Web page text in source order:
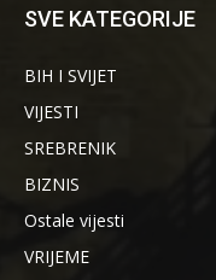
SVE KATEGORIJE
BIH I SVIJET
VIJESTI
SREBRENIK
BIZNIS
Ostale vijesti
VRIJEME